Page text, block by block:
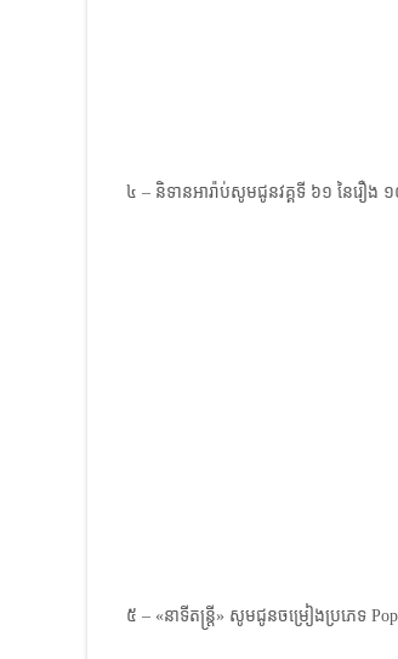
៤ – ​និទានអារ៉ាប់សូមជូនវគ្គទី ៦១ ​នៃរឿ
៥ – «នាទីតន្ត្រី» សូមជូនចម្រៀងប្រភេទ